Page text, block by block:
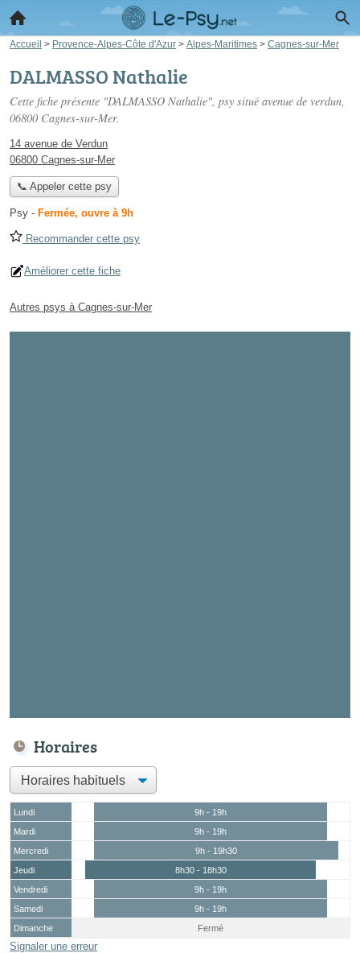
Accueil > Provence-Alpes-Côte d'Azur > Alpes-Maritimes > Cagnes-sur-Mer
DALMASSO Nathalie
Cette fiche présente "DALMASSO Nathalie", psy situé avenue de verdun,
06800 Cagnes-sur-Mer.
14 avenue de Verdun
06800 Cagnes-sur-Mer
📞 Appeler cette psy
Psy - Fermée, ouvre à 9h
Recommander cette psy
Améliorer cette fiche
Autres psys à Cagnes-sur-Mer
Horaires
Lundi
9h - 19h
Mardi
9h - 19h
Mercredi
9h - 19h30
Jeudi
8h30 - 18h30
Vendredi
9h - 19h
Samedi
9h - 19h
Dimanche
Fermé
Signaler une erreur